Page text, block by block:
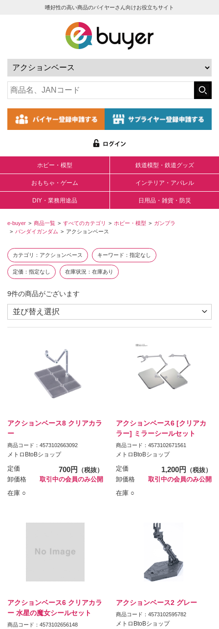
嗜好性の高い商品のバイヤーさん向けお役立ちサイト
ホビー・模型 鉄道模型・鉄道グッズ
おもちゃ・ゲーム インテリア・アパレル
DIY・業務用途品 日用品・雑貨・防災
e-buyer 商品一覧 すべてのカテゴリ ホビー・模型
ガンプラ
バンダイガンダム
アクションベース
カテゴリ アクションベース キーワード 指定なし
定価 指定なし 在庫状況 在庫あり
9件の商品がございます
アクションベース8 クリアカラ
ー
商品コード：4573102663092
メトロBtoBショップ
定価 700円
（税抜）
卸価格
取引中の会員のみ公開
在庫 ○
アクションベース6 [クリアカ
ラー] ミラーシールセット
商品コード：4573102671561
メトロBtoBショップ
定価 1,200円
（税抜）
卸価格
取引中の会員のみ公開
在庫 ○
アクションベース6 クリアカラ
ー 水星の魔女シールセット
商品コード：4573102656148
アクションベース2 グレー
商品コード：4573102595782
メトロBtoBショップ